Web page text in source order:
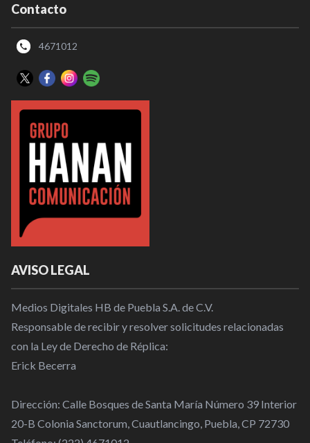
Contacto
4671012
AVISO LEGAL
Medios Digitales HB de Puebla S.A. de C.V.
Responsable de recibir y resolver solicitudes relacionadas
con la Ley de Derecho de Réplica:
Erick Becerra
Dirección: Calle Bosques de Santa María Número 39 Interior
20-B Colonia Sanctorum, Cuautlancingo, Puebla, CP 72730